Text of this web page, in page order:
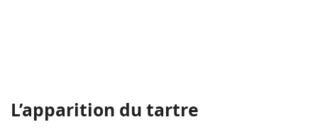
L’apparition du tartre